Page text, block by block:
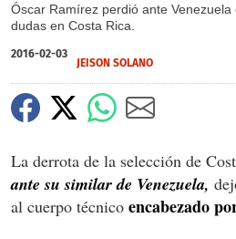
Óscar Ramírez perdió ante
dudas en Costa Rica.
2016-02-03
JEISON SOLANO
La derrota de la selección de
ante su similar de Venezuela,
al cuerpo técnico encabezado